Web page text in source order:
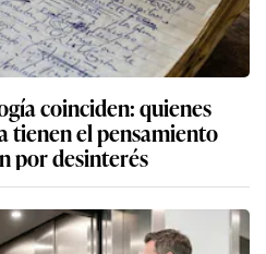
coinciden: quienes
tienen el pensamiento
por desinterés